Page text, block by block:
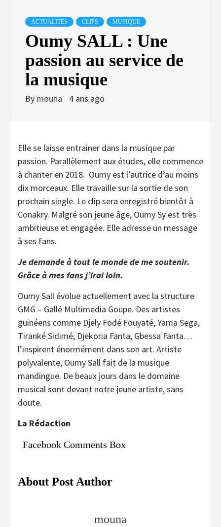
ACTUALITÉS CLIPS MUSIQUE
Oumy SALL : Une
passion au service de
la musique
By mouna 4 ans ago
Elle se laisse entrainer dans la musique par
passion. Parallèlement aux études, elle commence
à chanter en 2018. Oumy est l’autrice d’au moins
dix morceaux. Elle travaille sur la sortie de son
prochain single. Le clip sera enregistré bientôt à
Conakry. Malgré son jeune âge, Oumy Sy est très
ambitieuse et engagée. Elle adresse un message
à ses fans.
Je demande à tout le monde de me soutenir.
Grâce à mes fans j’irai loin.
Oumy Sall évolue actuellement avec la structure
GMG – Gallé Multimedia Goupe. Des artistes
guinéens comme Djely Fodé Fouyaté, Yama Sega,
Tiranké Sidimé, Djekoria Fanta, Gbessa Fanta…
l’inspirent énormément dans son art. Artiste
polyvalente, Oumy Sall fait de la musique
mandingue. De beaux jours dans le domaine
musical sont devant notre jeune artiste, sans
doute.
La Rédaction
Facebook Comments Box
About Post Author
mouna